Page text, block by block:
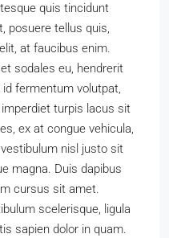
quis tincidunt
posuere tellus quis,
at faucibus enim.
sodales eu, hendrerit
fermentum volutpat,
turpis lacus sit
ex at congue vehicula,
nisl justo sit
magna. Duis dapibus
cursus sit amet.
scelerisque, ligula
sapien dolor in quam.